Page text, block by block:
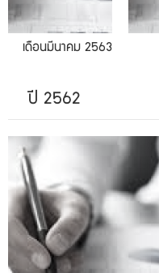
เดือนมีนาคม 2563
ปี 2562